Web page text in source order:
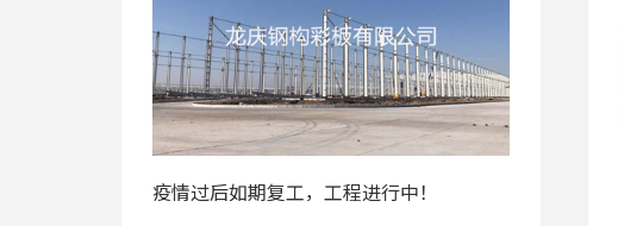
疫情过后如期复工，工程进行中！